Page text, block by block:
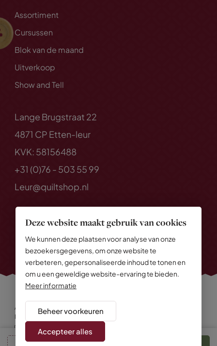
Deze website maakt gebruik van cookies
We kunnen deze plaatsen voor analyse van onze
bezoekersgegevens, om onze website te
verbeteren, gepersonaliseerde inhoud te tonen en
om u een geweldige website-ervaring te bieden.
Meer informatie
Beheer voorkeuren
Accepteer alles
Assortiment
Cursussen
Blok van de maand
Uitverkoop
Show and Tell
Lange Brugstraat 22
4871 CP Etten-leur
KVK: 58156488
+31 (0)76 - 503 55 99
Leur@quiltshop.nl
Alle rechten voorbehouden
Privacy Policy
Algemene voorwaarden